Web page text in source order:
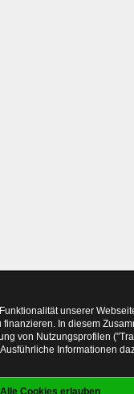
unserer
finanzieren. In diesem
von Nutzungsprofilen
Ausführliche Informationen
Alle Cookies erlauben